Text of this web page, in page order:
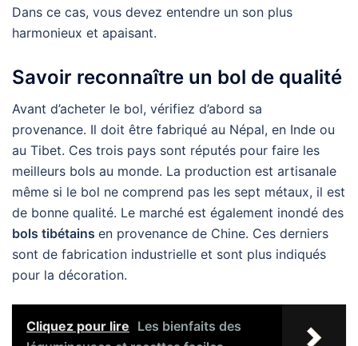
Dans ce cas, vous devez entendre un son plus
harmonieux et apaisant.
Savoir reconnaître un bol de qualité
Avant d’acheter le bol, vérifiez d’abord sa
provenance. Il doit être fabriqué au Népal, en Inde ou
au Tibet. Ces trois pays sont réputés pour faire les
meilleurs bols au monde. La production est artisanale
même si le bol ne comprend pas les sept métaux, il est
de bonne qualité. Le marché est également inondé des
bols tibétains en provenance de Chine. Ces derniers
sont de fabrication industrielle et sont plus indiqués
pour la décoration.
Cliquez pour lire Les bienfaits des